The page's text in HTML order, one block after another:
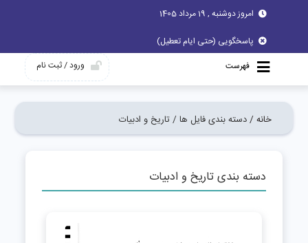
امروز دوشنبه , 19 مرداد 1405
پاسخگویی (حتی ایام تعطیل)
فهرست
ورود / ثبت نام
خانه / دسته بندی فایل ها / تاریخ و ادبیات
دسته بندی تاریخ و ادبیات